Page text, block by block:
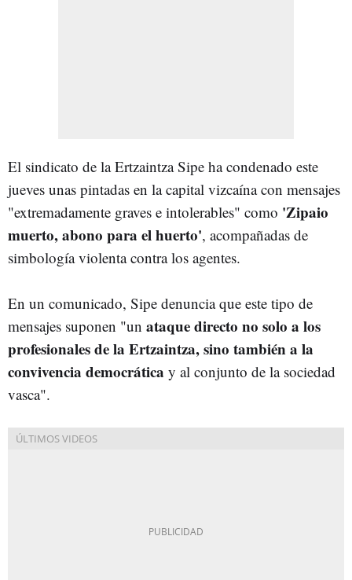
El sindicato de la Ertzaintza Sipe ha condenado este
jueves unas pintadas en la capital vizcaína con mensajes
"extremadamente graves e intolerables" como 'Zipaio
muerto, abono para el huerto', acompañadas de
simbología violenta contra los agentes.
En un comunicado, Sipe denuncia que este tipo de
mensajes suponen "un ataque directo no solo a los
profesionales de la Ertzaintza, sino también a la
convivencia democrática y al conjunto de la sociedad
vasca".